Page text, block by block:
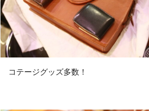
コテージグッズ多数！